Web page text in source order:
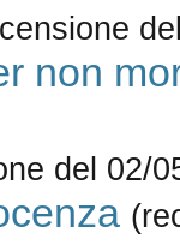
non
del 02/